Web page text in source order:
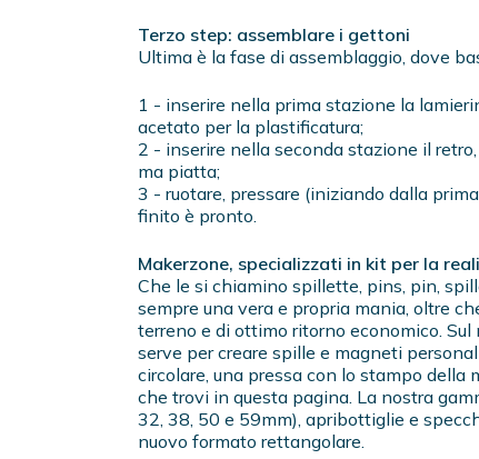
Terzo step: assemblare i gettoni
Ultima è la fase di assemblaggio, dove
1 - inserire nella prima stazione la
acetato per la plastificatura;
2 - inserire nella seconda stazione il
ma piatta;
3 - ruotare, pressare (iniziando dalla
finito è pronto.
Makerzone, specializzati in kit per la
Che le si chiamino spillette, pins, pin,
sempre una vera e propria mania, oltre
terreno e di ottimo ritorno economico.
serve per creare spille e magneti
circolare, una pressa con lo stampo della
che trovi in questa pagina. La nostra
32, 38, 50 e 59mm), apribottiglie e
nuovo formato rettangolare.